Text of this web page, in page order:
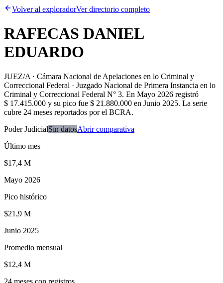
Volver al exploradorVer directorio completo
RAFECAS DANIEL
EDUARDO
JUEZ/A · Cámara Nacional de Apelaciones en lo Criminal y
Correccional Federal · Juzgado Nacional de Primera Instancia en lo
Criminal y Correccional Federal N° 3. En Mayo 2026 registró
$ 17.415.000 y su pico fue $ 21.880.000 en Junio 2025. La serie
cubre 24 meses reportados por el BCRA.
Poder JudicialSin datosAbrir comparativa
Último mes
$17,4 M
Mayo 2026
Pico histórico
$21,9 M
Junio 2025
Promedio mensual
$12,4 M
24 meses con registros